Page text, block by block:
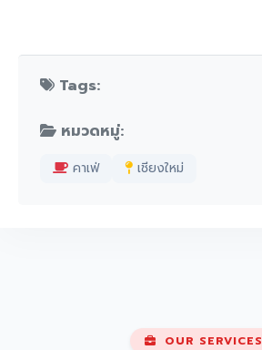
Tags:
หมวดหมู่:
คาเฟ่ เชียงใหม่
OUR SERVICES